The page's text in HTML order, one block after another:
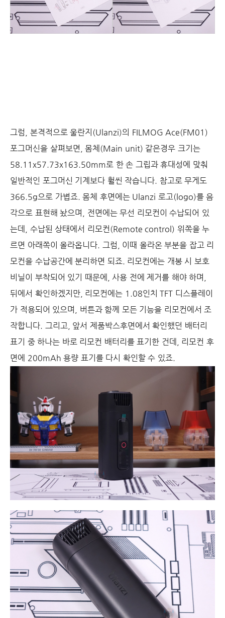
그럼, 본격적으로 울란지(Ulanzi)의 FILMOG Ace(FM01)
포그머신을 살펴보면, 몸체(Main unit) 같은경우 크기는
58.11x57.73x163.50mm로 한 손 그립과 휴대성에 맞춰
일반적인 포그머신 기계보다 훨씬 작습니다. 참고로 무게도
366.5g으로 가볍죠. 몸체 후면에는 Ulanzi 로고(logo)를 음
각으로 표현해 놨으며, 전면에는 무선 리모컨이 수납되어 있
는데, 수납된 상태에서 리모컨(Remote control) 위쪽을 누
르면 아래쪽이 올라옵니다. 그럼, 이때 올라온 부분을 잡고 리
모컨을 수납공간에 분리하면 되죠. 리모컨에는 개봉 시 보호
비닐이 부착되어 있기 때문에, 사용 전에 제거를 해야 하며,
뒤에서 확인하겠지만, 리모컨에는 1.08인치 TFT 디스플레이
가 적용되어 있으며, 버튼과 함께 모든 기능을 리모컨에서 조
작합니다. 그리고, 앞서 제품박스후면에서 확인했던 배터리
표기 중 하나는 바로 리모컨 배터리를 표기한 건데, 리모컨 후
면에 200mAh 용량 표기를 다시 확인할 수 있죠.